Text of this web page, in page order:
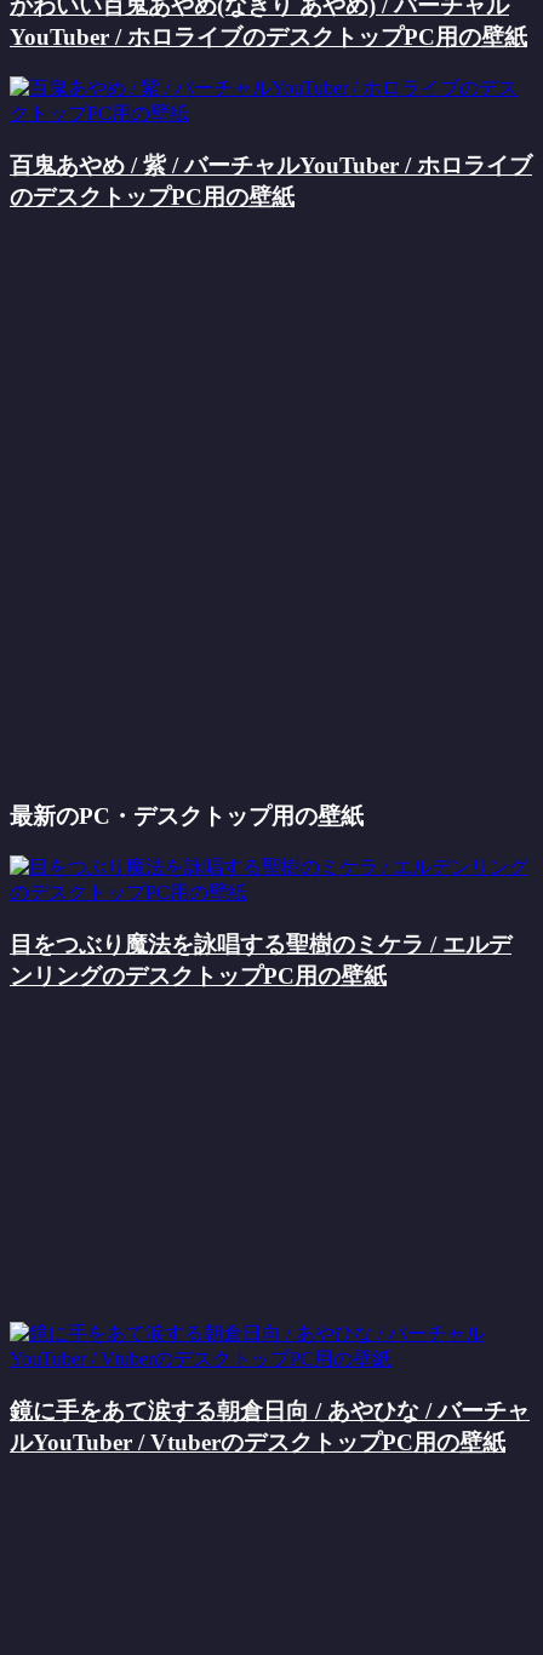
かわいい百鬼あやめ(なきり あやめ) / バーチャル
YouTuber / ホロライブのデスクトップPC用の壁紙
百鬼あやめ / 紫 / バーチャルYouTuber / ホロライブ
のデスクトップPC用の壁紙
最新のPC・デスクトップ用の壁紙
目をつぶり魔法を詠唱する聖樹のミケラ / エルデ
ンリングのデスクトップPC用の壁紙
鏡に手をあて涙する朝倉日向 / あやひな / バーチャ
ルYouTuber / VtuberのデスクトップPC用の壁紙